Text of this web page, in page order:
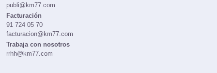
publi@km77.com
Facturación
91 724 05 70
facturacion@km77.com
Trabaja con nosotros
rrhh@km77.com